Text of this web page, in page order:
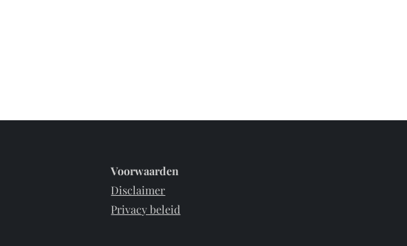
Voorwaarden
Disclaimer
Privacy beleid